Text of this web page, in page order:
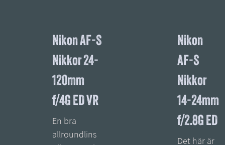
Nikon AF-S
Nikkor 24-
120mm
f/4G ED VR
En bra
allroundlins
Nikon
AF-S
Nikkor
14-24mm
f/2.8G ED
Det här är